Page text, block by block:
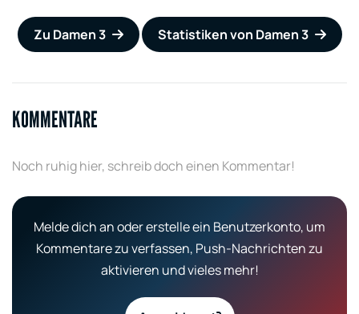
Zu Damen 3 Statistiken von Damen 3
KOMMENTARE
Noch ruhig hier, schreib doch einen Kommentar!
Melde dich an oder erstelle ein Benutzerkonto, um
Kommentare zu verfassen, Push-Nachrichten zu
aktivieren und vieles mehr!